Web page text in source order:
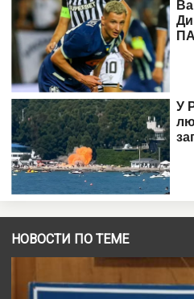
НОВОСТИ ПО ТЕМЕ